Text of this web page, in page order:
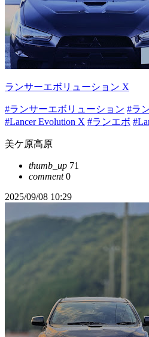
ランサーエボリューション X
#ランサーエボリューション #ラ
#Lancer Evolution X #ランエボ
美ケ原高原
thumb_up 71
comment0
2025/09/08 10:29